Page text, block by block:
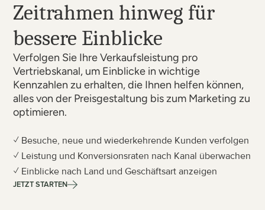
Zeitrahmen hinweg für
bessere Einblicke
Verfolgen Sie Ihre Verkaufsleistung pro
Vertriebskanal, um Einblicke in wichtige
Kennzahlen zu erhalten, die Ihnen helfen können,
alles von der Preisgestaltung bis zum Marketing zu
optimieren.
✓ Besuche, neue und wiederkehrende Kunden verfolgen
✓ Leistung und Konversionsraten nach Kanal überwachen
✓ Einblicke nach Land und Geschäftsart anzeigen
JETZT STARTEN